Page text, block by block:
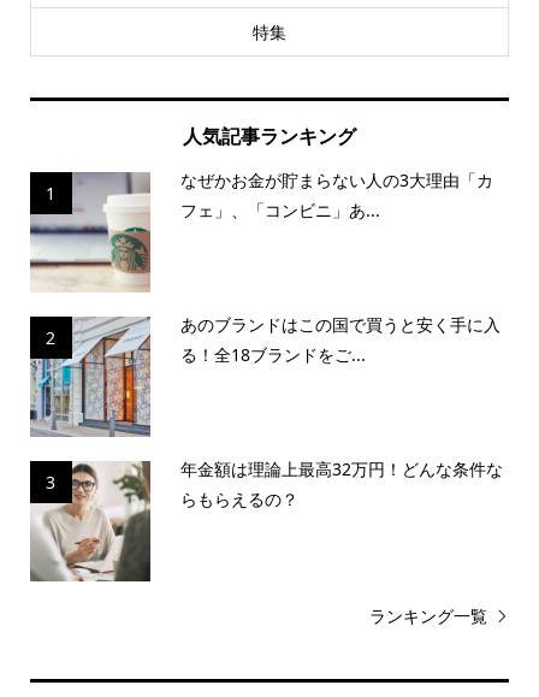
特集
人気記事ランキング
1
なぜかお金が貯まらない人の3大理由「カ
フェ」、「コンビニ」あ...
2
あのブランドはこの国で買うと安く手に入
る！全18ブランドをご...
3
年金額は理論上最高32万円！どんな条件な
らもらえるの？
ランキング一覧